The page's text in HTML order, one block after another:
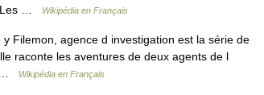
Les …
Wikipédia en Français
Filemon, agence d investigation est la série de
raconte les aventures de deux agents de l
…
Wikipédia en Français